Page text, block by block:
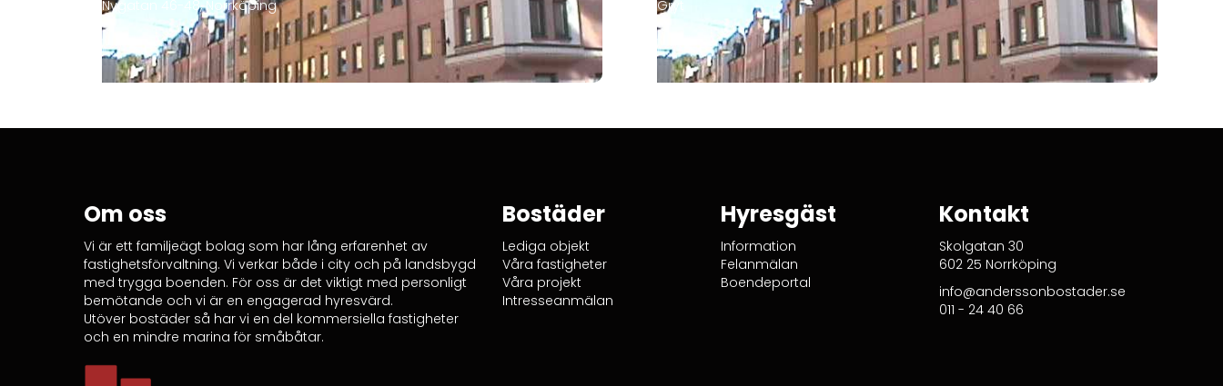
Nygatan 46-48, Norrköping Gryt
Om oss
Vi är ett familjeägt bolag som har lång erfarenhet av
fastighetsförvaltning. Vi verkar både i city och på landsbygd
med trygga boenden. För oss är det viktigt med personligt
bemötande och vi är en engagerad hyresvärd.
Utöver bostäder så har vi en del kommersiella fastigheter
och en mindre marina för småbåtar.
Bostäder
Lediga objekt
Våra fastigheter
Våra projekt
Intresseanmälan
Hyresgäst
Information
Felanmälan
Boendeportal
Kontakt
Skolgatan 30
602 25 Norrköping
info@anderssonbostader.se
011 - 24 40 66